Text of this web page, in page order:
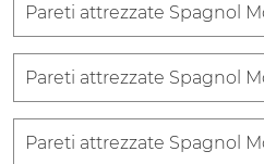
Pareti attrezzate Spagnol
Pareti attrezzate Spagnol
Pareti attrezzate Spagnol